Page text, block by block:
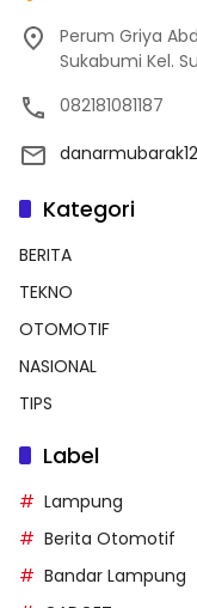
Perum Griya
Sukabumi Kel.
082181081187
Kategori
BERITA
TEKNO
OTOMOTIF
NASIONAL
TIPS
Label
Lampung
Berita Otomotif
Bandar Lampung